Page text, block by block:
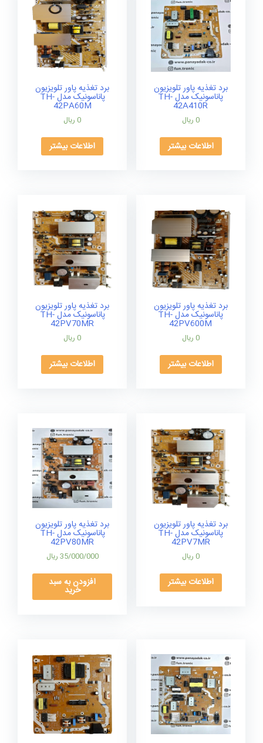
برد تغذیه پاور تلویزیون
پاناسونیک مدل TH-
42A410R
0 ریال
اطلاعات بیشتر
برد تغذیه پاور تلویزیون
پاناسونیک مدل TH-
42PA60M
0 ریال
اطلاعات بیشتر
برد تغذیه پاور تلویزیون
پاناسونیک مدل TH-
42PV600M
0 ریال
اطلاعات بیشتر
برد تغذیه پاور تلویزیون
پاناسونیک مدل TH-
42PV70MR
0 ریال
اطلاعات بیشتر
برد تغذیه پاور تلویزیون
پاناسونیک مدل TH-
42PV7MR
0 ریال
اطلاعات بیشتر
برد تغذیه پاور تلویزیون
پاناسونیک مدل TH-
42PV80MR
35/000/000 ریال
افزودن به سبد
خرید